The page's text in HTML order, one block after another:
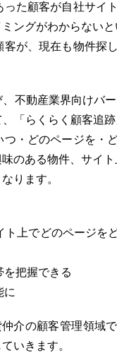
た顧客が自社サイ
ングがわからないと
が、現在も物件探
不動産業界向けバ
「らくらく顧客追
・どのページを・
のある物件、サイト
ります。
上でどのページを
を把握できる
に
介の顧客管理領域
いきます。